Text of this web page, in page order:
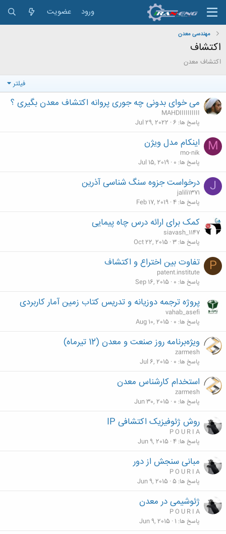
ورود عضویت
مهندسی معدن
اکتشاف
اکتشاف معدن
فیلتر
می خوای بدونی چه جوری پروانه اکتشاف معدن بگیری ؟
MAHDIIIIIIIIII
پاسخ ها 6
Jul 29, 2022
M اینکام مدل ویژن
mo-nik
پاسخ ها 0
Jul 15, 2019
J درخواست جزوه سنگ شناسی آذرین
jalili1371
پاسخ ها 4
Feb 17, 2019
کمک برای ارائه درس چاه پیمایی
siavash_1147
پاسخ ها 3
Oct 22, 2015
P تفاوت بین اختراع و اکتشاف
patent.institute
پاسخ ها 0
Sep 16, 2015
پروژه ترجمه دوزیانه و تدریس کتاب زمین آمار کاربردی
vahab_asefi
پاسخ ها 0
Aug 10, 2015
ویژه‌برنامه روز صنعت و معدن (12 تیرماه)
zarmesh
پاسخ ها 0
Jul 6, 2015
استخدام کارشناس معدن
zarmesh
پاسخ ها 0
Jun 30, 2015
روش ژئوفیزیک اکتشافی IP
P O U R I A
پاسخ ها 4
Jun 9, 2015
مبانی سنجش از دور
P O U R I A
پاسخ ها 5
Jun 9, 2015
ژئوشیمی در معدن
P O U R I A
پاسخ ها 1
Jun 9, 2015